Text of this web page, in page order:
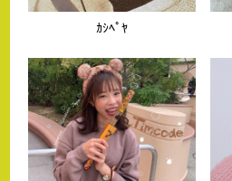
ｶｼﾍﾟﾔ